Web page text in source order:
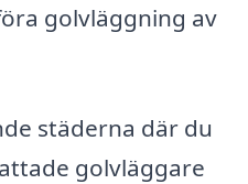
golvläggning av
städerna där du
golvläggare